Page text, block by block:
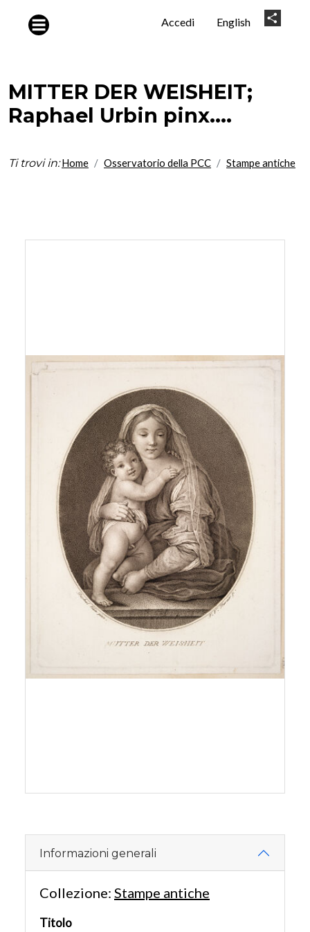
User
Accedi English
MITTER DER WEISHEIT;
Raphael Urbin pinx....
Ti trovi in: Home Osservatorio della PCC Stampe antiche
Informazioni generali
Collezione: Stampe antiche
Titolo